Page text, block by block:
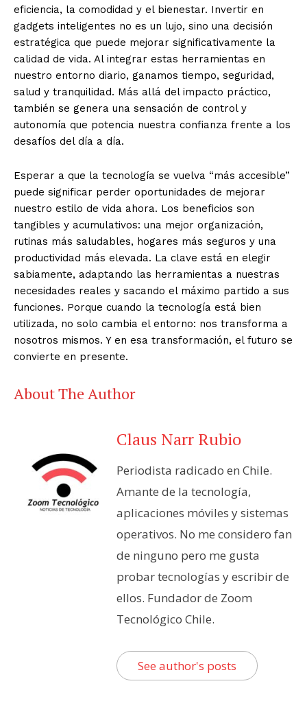
eficiencia, la comodidad y el bienestar. Invertir en
gadgets inteligentes no es un lujo, sino una decisión
estratégica que puede mejorar significativamente la
calidad de vida. Al integrar estas herramientas en
nuestro entorno diario, ganamos tiempo, seguridad,
salud y tranquilidad. Más allá del impacto práctico,
también se genera una sensación de control y
autonomía que potencia nuestra confianza frente a los
desafíos del día a día.
Esperar a que la tecnología se vuelva “más accesible”
puede significar perder oportunidades de mejorar
nuestro estilo de vida ahora. Los beneficios son
tangibles y acumulativos: una mejor organización,
rutinas más saludables, hogares más seguros y una
productividad más elevada. La clave está en elegir
sabiamente, adaptando las herramientas a nuestras
necesidades reales y sacando el máximo partido a sus
funciones. Porque cuando la tecnología está bien
utilizada, no solo cambia el entorno: nos transforma a
nosotros mismos. Y en esa transformación, el futuro se
convierte en presente.
About The Author
Claus Narr Rubio
Periodista radicado en Chile.
Amante de la tecnología,
aplicaciones móviles y sistemas
operativos. No me considero fan
de ninguno pero me gusta
probar tecnologías y escribir de
ellos. Fundador de Zoom
Tecnológico Chile.
See author's posts